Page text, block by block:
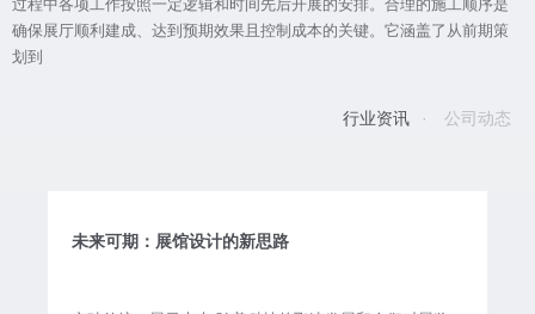
过程中各项工作按照一定逻辑和时间先后开展的安排。合理的施工顺序是
确保展厅顺利建成、达到预期效果且控制成本的关键。它涵盖了从前期策
划到
行业资讯 · 公司动态
未来可期：展馆设计的新思路